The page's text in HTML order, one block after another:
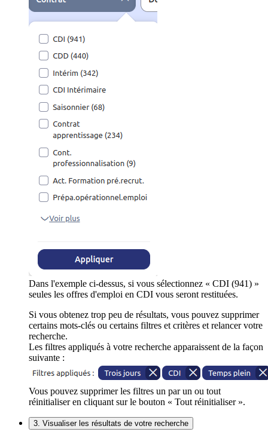
Dans l'exemple ci-dessus, si vous sélectionnez « CDI (941) »
seules les offres d'emploi en CDI vous seront restituées.
Si vous obtenez trop peu de résultats, vous pouvez supprimer
certains mots-clés ou certains filtres et critères et relancer votre
recherche.
Les filtres appliqués à votre recherche apparaissent de la façon
suivante :
Vous pouvez supprimer les filtres un par un ou tout
réinitialiser en cliquant sur le bouton « Tout réinitialiser ».
3. Visualiser les résultats de votre recherche